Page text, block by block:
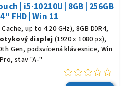
| i5-10210U | 8GB | 256GB
FHD | Win 11
up to 4.20 GHz), 8GB DDR4,
displej (1920 x 1080 px),
Gen, podsvícená klávesnice, Win
stav "A-"